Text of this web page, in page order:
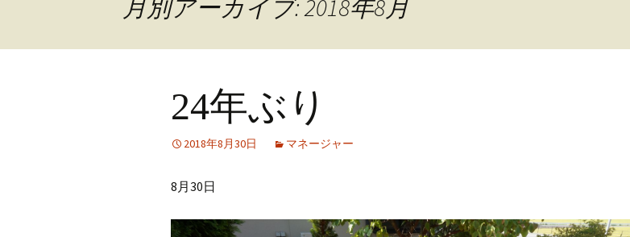
月別アーカイブ: 2018年8月
24年ぶり
2018年8月30日 マネージャー
8月30日